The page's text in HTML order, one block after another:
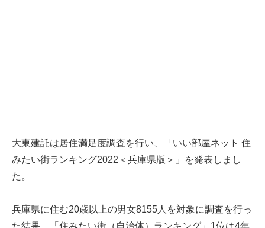
大東建託は居住満足度調査を行い、「いい部屋ネット 住
みたい街ランキング2022＜兵庫県版＞」を発表しまし
た。
兵庫県に住む20歳以上の男女8155人を対象に調査を行っ
た結果、「住みたい街（自治体）ランキング」1位は4年